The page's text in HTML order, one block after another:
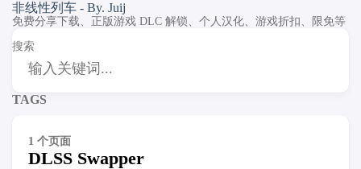
非线性列车 - By. Juij
免费分享下载、正版游戏 DLC 解锁、个人汉化、游戏折扣、限免等
搜索
TAGS
1 个页面
DLSS Swapper